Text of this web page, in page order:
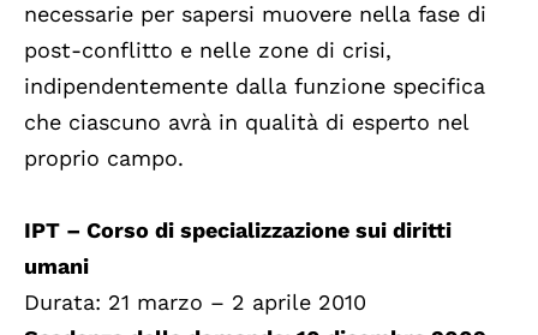
necessarie per sapersi muovere nella fase di
post-conflitto e nelle zone di crisi,
indipendentemente dalla funzione specifica
che ciascuno avrà in qualità di esperto nel
proprio campo.
IPT – Corso di specializzazione sui diritti
umani
Durata: 21 marzo – 2 aprile 2010